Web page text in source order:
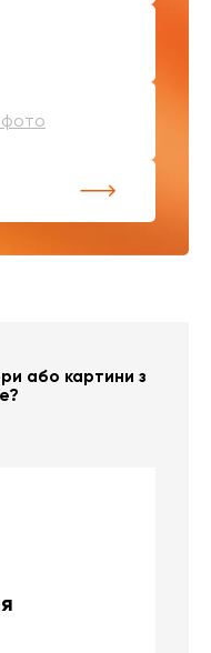
фото
або картини з